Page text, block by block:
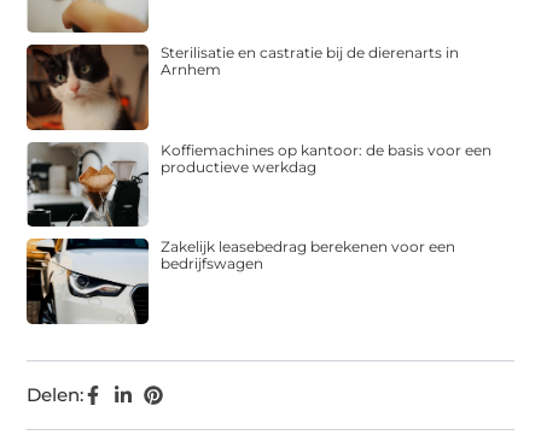
Delen:
Sterilisatie en castratie bij de dierenarts in
Arnhem
Koffiemachines op kantoor: de basis voor een
productieve werkdag
Zakelijk leasebedrag berekenen voor een
bedrijfswagen